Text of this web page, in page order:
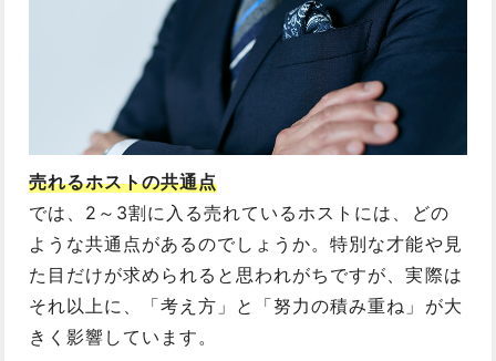
売れるホストの共通点
では、2～3割に入る売れているホストには、どの
ような共通点があるのでしょうか。特別な才能や見
た目だけが求められると思われがちですが、実際は
それ以上に、「考え方」と「努力の積み重ね」が大
きく影響しています。